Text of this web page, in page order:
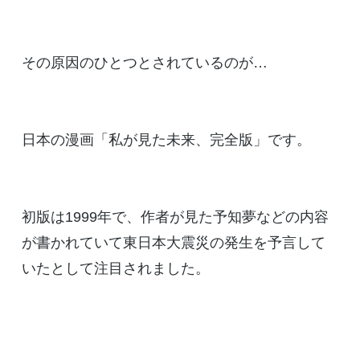
その原因のひとつとされているのが…
日本の漫画「私が見た未来、完全版」です。
初版は1999年で、作者が見た予知夢などの内容
が書かれていて東日本大震災の発生を予言して
いたとして注目されました。